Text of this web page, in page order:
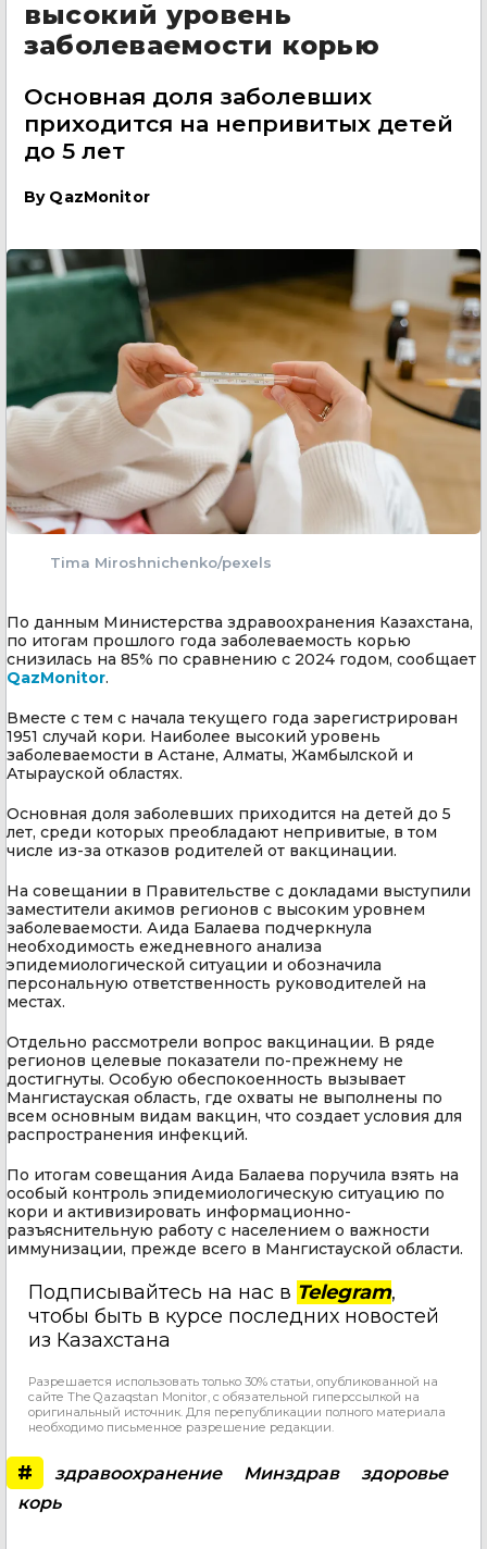
высокий уровень
заболеваемости корью
Основная доля заболевших
приходится на непривитых детей
до 5 лет
By QazMonitor
Tima Miroshnichenko/pexels
По данным Министерства здравоохранения Казахстана,
по итогам прошлого года заболеваемость корью
снизилась на 85% по сравнению с 2024 годом, сообщает
QazMonitor.
Вместе с тем с начала текущего года зарегистрирован
1951 случай кори. Наиболее высокий уровень
заболеваемости в Астане, Алматы, Жамбылской и
Атырауской областях.
Основная доля заболевших приходится на детей до 5
лет, среди которых преобладают непривитые, в том
числе из-за отказов родителей от вакцинации.
На совещании в Правительстве с докладами выступили
заместители акимов регионов с высоким уровнем
заболеваемости. Аида Балаева подчеркнула
необходимость ежедневного анализа
эпидемиологической ситуации и обозначила
персональную ответственность руководителей на
местах.
Отдельно рассмотрели вопрос вакцинации. В ряде
регионов целевые показатели по-прежнему не
достигнуты. Особую обеспокоенность вызывает
Мангистауская область, где охваты не выполнены по
всем основным видам вакцин, что создает условия для
распространения инфекций.
По итогам совещания Аида Балаева поручила взять на
особый контроль эпидемиологическую ситуацию по
кори и активизировать информационно-
разъяснительную работу с населением о важности
иммунизации, прежде всего в Мангистауской области.
Подписывайтесь на нас в Telegram,
чтобы быть в курсе последних новостей
из Казахстана
Разрешается использовать только 30% статьи, опубликованной на
сайте The Qazaqstan Monitor, с обязательной гиперссылкой на
оригинальный источник. Для перепубликации полного материала
необходимо письменное разрешение редакции.
# здравоохранение Минздрав
здоровье
корь